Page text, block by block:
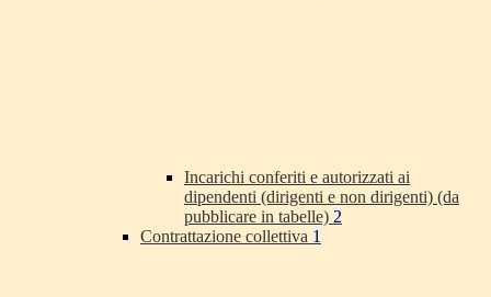
Incarichi conferiti e autorizzati ai
dipendenti (dirigenti e non dirigenti) (da
pubblicare in tabelle) 2
Contrattazione collettiva 1